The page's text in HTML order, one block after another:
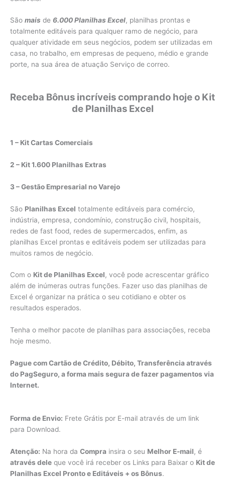
São mais de 6.000 Planilhas Excel, planilhas prontas e
totalmente editáveis para qualquer ramo de negócio, para
qualquer atividade em seus negócios, podem ser utilizadas em
casa, no trabalho, em empresas de pequeno, médio e grande
porte, na sua área de atuação Serviço de correo.
Receba Bônus incríveis comprando hoje o Kit
de Planilhas Excel
1 – Kit Cartas Comerciais
2 – Kit 1.600 Planilhas Extras
3 – Gestão Empresarial no Varejo
São Planilhas Excel totalmente editáveis para comércio,
indústria, empresa, condomínio, construção civil, hospitais,
redes de fast food, redes de supermercados, enfim, as
planilhas Excel prontas e editáveis podem ser utilizadas para
muitos ramos de negócio.
Com o Kit de Planilhas Excel, você pode acrescentar gráfico
além de inúmeras outras funções. Fazer uso das planilhas de
Excel é organizar na prática o seu cotidiano e obter os
resultados esperados.
Tenha o melhor pacote de planilhas para associações, receba
hoje mesmo.
Pague com Cartão de Crédito, Débito, Transferência através
do PagSeguro, a forma mais segura de fazer pagamentos via
Internet.
Forma de Envio: Frete Grátis por E-mail através de um link
para Download.
Atenção: Na hora da Compra insira o seu Melhor E-mail, é
através dele que você irá receber os Links para Baixar o Kit de
Planilhas Excel Pronto e Editáveis + os Bônus.